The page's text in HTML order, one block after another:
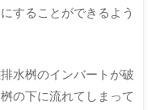
することができるよう
水桝のインバートが破
の下に流れてしまって